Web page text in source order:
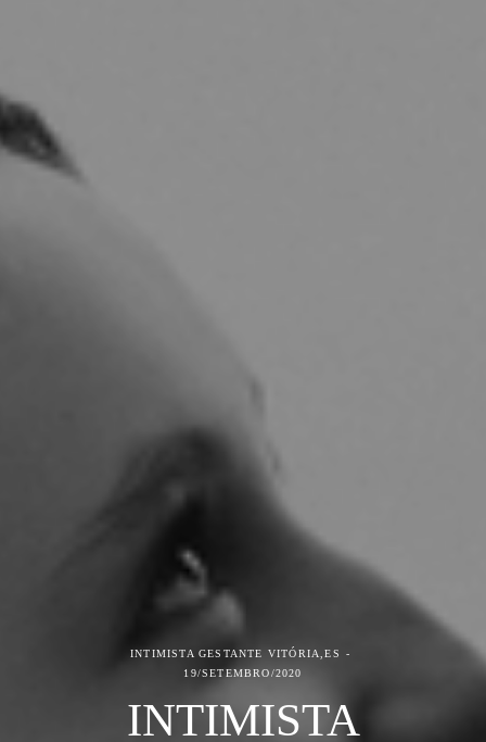
INTIMISTA GESTANTE VITÓRIA,ES
19/SETEMBRO/2020
INTIMISTA